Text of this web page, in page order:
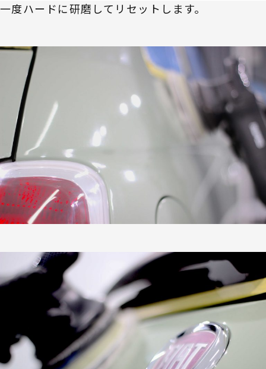
一度ハードに研磨してリセットします。